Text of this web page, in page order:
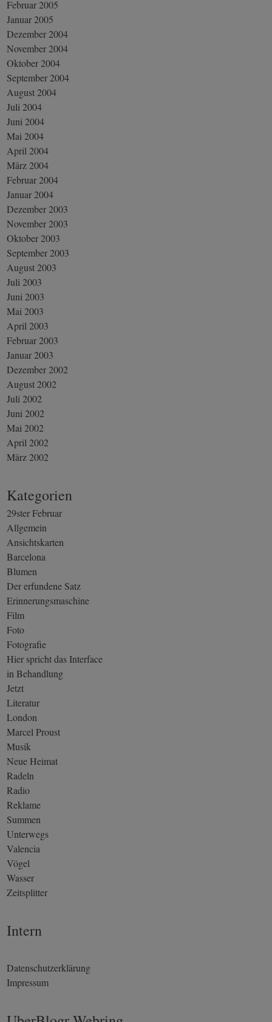
Februar 2005
Januar 2005
Dezember 2004
November 2004
Oktober 2004
September 2004
August 2004
Juli 2004
Juni 2004
Mai 2004
April 2004
März 2004
Februar 2004
Januar 2004
Dezember 2003
November 2003
Oktober 2003
September 2003
August 2003
Juli 2003
Juni 2003
Mai 2003
April 2003
Februar 2003
Januar 2003
Dezember 2002
August 2002
Juli 2002
Juni 2002
Mai 2002
April 2002
März 2002
Kategorien
29ster Februar
Allgemein
Ansichtskarten
Barcelona
Blumen
Der erfundene Satz
Erinnerungsmaschine
Film
Foto
Fotografie
Hier spricht das Interface
in Behandlung
Jetzt
Literatur
London
Marcel Proust
Musik
Neue Heimat
Radeln
Radio
Reklame
Summen
Unterwegs
Valencia
Vögel
Wasser
Zeitsplitter
Intern
Datenschutzerklärung
Impressum